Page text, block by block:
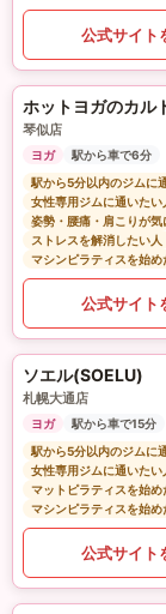
公式サイト
ホットヨガのカル
琴似店
ヨガ
駅から車で6分
駅から5分以内のジムに
女性専用ジムに通いたい
姿勢・腰痛・肩こりが気
ストレスを解消したい人
マシンピラティスを始め
公式サイト
ソエル(SOELU)
札幌大通店
ヨガ
駅から車で15分
駅から5分以内のジムに
女性専用ジムに通いたい
マットピラティスを始め
マシンピラティスを始め
公式サイト